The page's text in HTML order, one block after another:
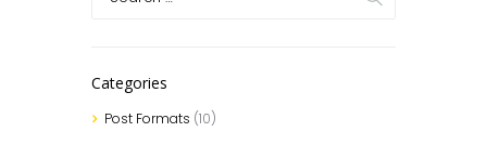
Categories
Post Formats (10)